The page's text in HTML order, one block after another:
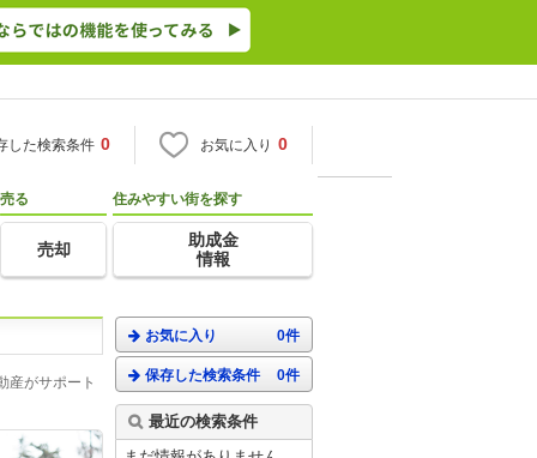
した検索条件 0 お気に入り 0
売る
売却
住みやすい街を探す
助成金
情報
産がサポート
お気に入り 0件
保存した検索条件 0件
最近の検索条件